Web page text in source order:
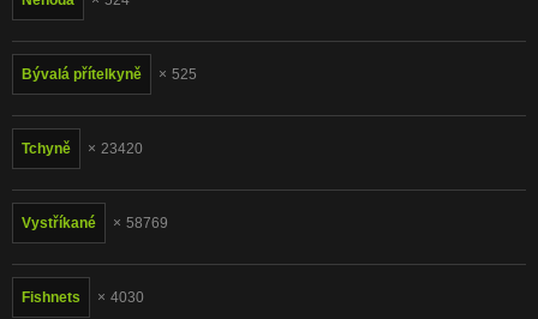
Bývalá přítelkyně 525
Tchyně 23420
Vystříkané 58769
Fishnets 4030